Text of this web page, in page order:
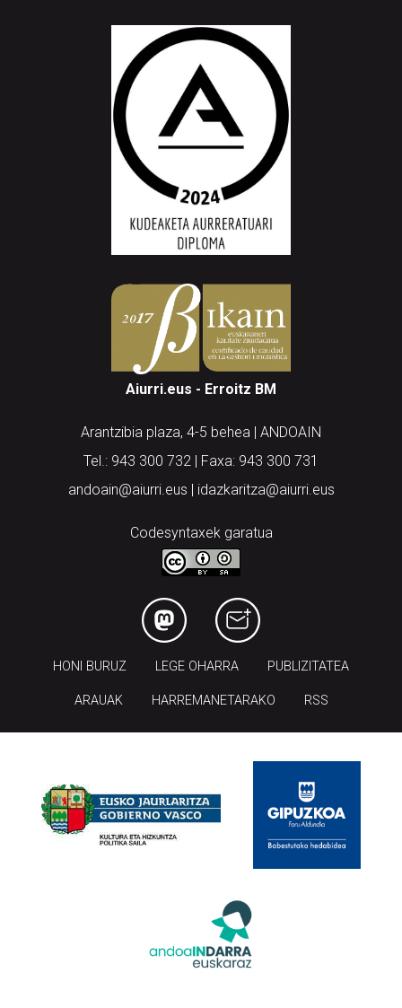
Aiurri.eus - Erroitz BM
Arantzibia plaza, 4-5 behea | ANDOAIN
Tel.: 943 300 732 | Faxa: 943 300 731
andoain@aiurri.eus | idazkaritza@aiurri.eus
Codesyntaxek garatua
HONI BURUZ LEGE OHARRA PUBLIZITATEA
ARAUAK HARREMANETARAKO RSS